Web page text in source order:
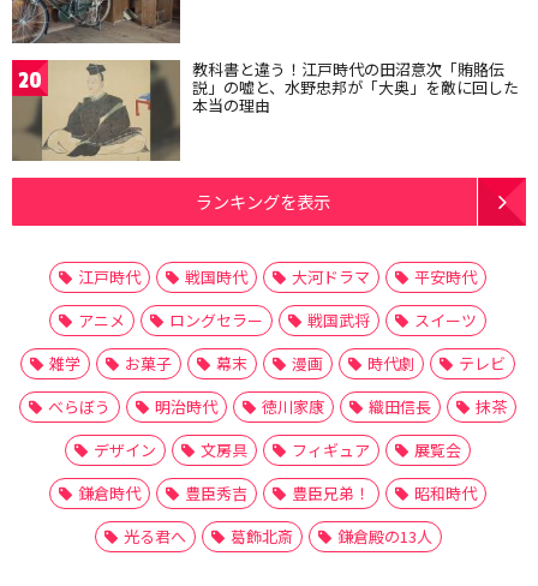
20 教科書と違う！江戸時代の田沼意次「賄賂伝
説」の嘘と、水野忠邦が「大奥」を敵に回した
本当の理由
ランキングを表示
江戸時代 戦国時代 大河ドラマ
平安時代
アニメ
ロングセラー 戦国武将
スイーツ
雑学
お菓子 幕末 漫画 時代劇
テレビ
べらぼう
明治時代 徳川家康 織田信長
抹茶
デザイン
文房具 フィギュア
展覧会
鎌倉時代
豊臣秀吉 豊臣兄弟！
昭和時代
光る君へ
葛飾北斎 鎌倉殿の13人